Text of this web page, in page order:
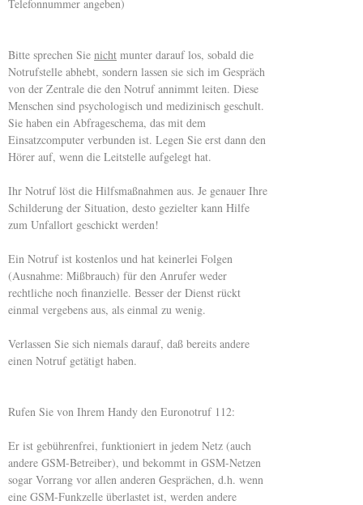
Telefonnummer angeben)
Bitte sprechen Sie nicht munter darauf los, sobald die
Notrufstelle abhebt, sondern lassen sie sich im Gespräch
von der Zentrale die den Notruf annimmt leiten. Diese
Menschen sind psychologisch und medizinisch geschult.
Sie haben ein Abfrageschema, das mit dem
Einsatzcomputer verbunden ist. Legen Sie erst dann den
Hörer auf, wenn die Leitstelle aufgelegt hat.
Ihr Notruf löst die Hilfsmaßnahmen aus. Je genauer Ihre
Schilderung der Situation, desto gezielter kann Hilfe
zum Unfallort geschickt werden!
Ein Notruf ist kostenlos und hat keinerlei Folgen
(Ausnahme: Mißbrauch) für den Anrufer weder
rechtliche noch finanzielle. Besser der Dienst rückt
einmal vergebens aus, als einmal zu wenig.
Verlassen Sie sich niemals darauf, daß bereits andere
einen Notruf getätigt haben.
Rufen Sie von Ihrem Handy den Euronotruf 112:
Er ist gebührenfrei, funktioniert in jedem Netz (auch
andere GSM-Betreiber), und bekommt in GSM-Netzen
sogar Vorrang vor allen anderen Gesprächen, d.h. wenn
eine GSM-Funkzelle überlastet ist, werden andere